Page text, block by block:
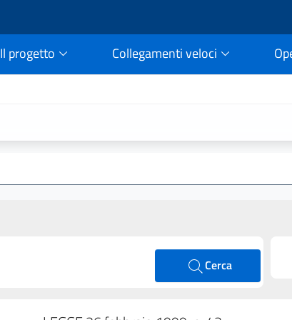
Il progetto Collegamenti veloci
Cerca